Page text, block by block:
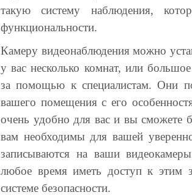
такую систему наблюдения,
функциональности.
Камеру видеонаблюдения можно
у вас несколько комнат, или
за помощью к специалистам. Они
вашего помещения с его
очень удобно для вас и вы сможете
вам необходимы для вашей
записываются на ваши
любое время иметь доступ к этим
системе безопасности.